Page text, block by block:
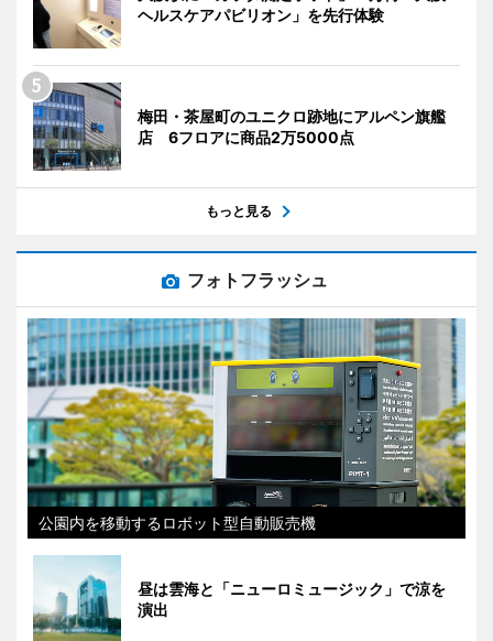
ヘルスケアパビリオン」を先行体験
梅田・茶屋町のユニクロ跡地にアルペン旗艦
店 6フロアに商品2万5000点
もっと見る
フォトフラッシュ
公園内を移動するロボット型自動販売機
昼は雲海と「ニューロミュージック」で涼を
演出